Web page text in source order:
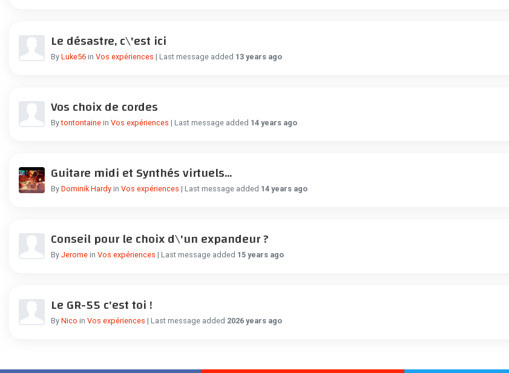
Le désastre, c\'est ici
By Luke56 in Vos expériences | Last message added 13 years ago
Vos choix de cordes
Bytontontaine in Vos expériences | Last message added 14 years ago
Guitare midi et Synthés virtuels...
By Dominik Hardy in Vos expériences | Last message added 14 years ago
Conseil pour le choix d\'un expandeur ?
By Jerome in Vos expériences | Last message added 15 years ago
Le GR-55 c'est toi !
By Nico in Vos expériences | Last message added 2026 years ago